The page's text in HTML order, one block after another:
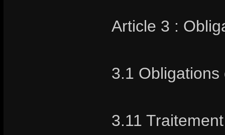
Article 3 :
3.1
3.11